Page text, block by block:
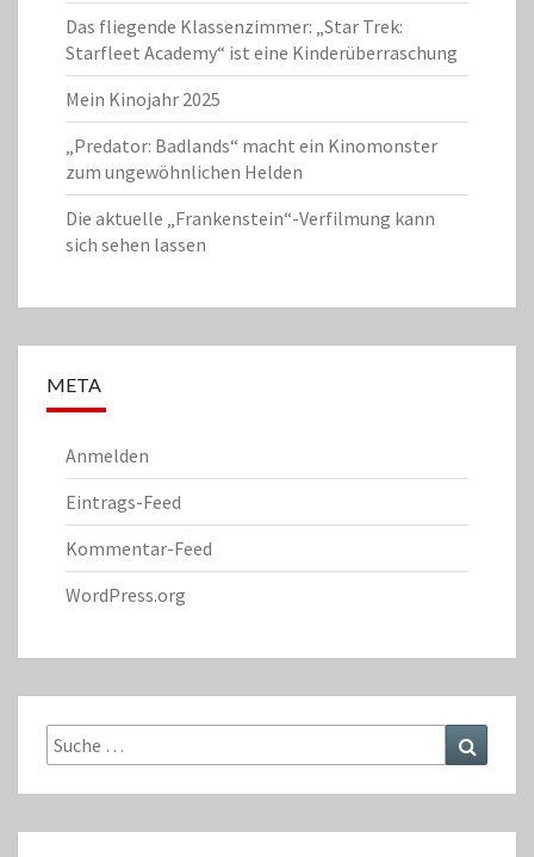
Das fliegende Klassenzimmer: „Star Trek:
Starfleet Academy“ ist eine Kinderüberraschung
Mein Kinojahr 2025
„Predator: Badlands“ macht ein Kinomonster
zum ungewöhnlichen Helden
Die aktuelle „Frankenstein“-Verfilmung kann
sich sehen lassen
META
Anmelden
Eintrags-Feed
Kommentar-Feed
WordPress.org
Suche
nach: